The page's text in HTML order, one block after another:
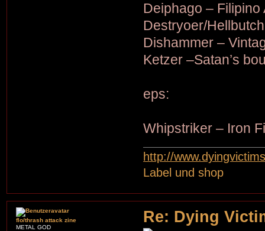
Deiphago – Filipino
Destryoer/
Dishammer –
Ketzer –Satan’s
eps:
Whipstriker – Iron
http://
Label und shop
Re: Dying
flo/thrash attack zine
METAL GOD